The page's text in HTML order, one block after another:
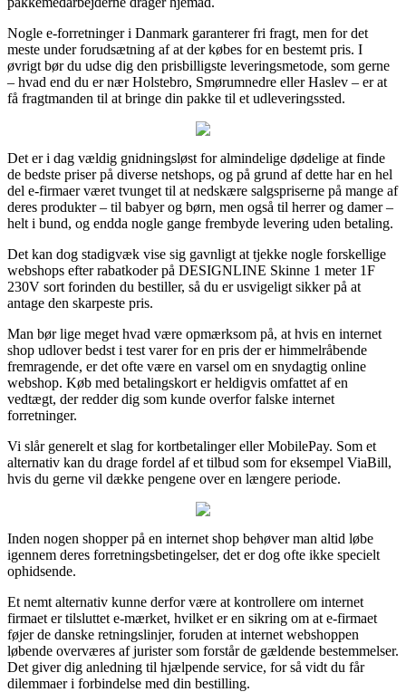
Nogle e-forretninger i Danmark garanterer fri fragt, men for det
meste under forudsætning af at der købes for en bestemt pris. I
øvrigt bør du udse dig den prisbilligste leveringsmetode, som gerne
– hvad end du er nær Holstebro, Smørumnedre eller Haslev – er at
få fragtmanden til at bringe din pakke til et udleveringssted.
Det er i dag vældig gnidningsløst for almindelige dødelige at finde
de bedste priser på diverse netshops, og på grund af dette har en hel
del e-firmaer været tvunget til at nedskære salgspriserne på mange af
deres produkter – til babyer og børn, men også til herrer og damer –
helt i bund, og endda nogle gange frembyde levering uden betaling.
Det kan dog stadigvæk vise sig gavnligt at tjekke nogle forskellige
webshops efter rabatkoder på DESIGNLINE Skinne 1 meter 1F
230V sort forinden du bestiller, så du er usvigeligt sikker på at
antage den skarpeste pris.
Man bør lige meget hvad være opmærksom på, at hvis en internet
shop udlover bedst i test varer for en pris der er himmelråbende
fremragende, er det ofte være en varsel om en snydagtig online
webshop. Køb med betalingskort er heldigvis omfattet af en
vedtægt, der redder dig som kunde overfor falske internet
forretninger.
Vi slår generelt et slag for kortbetalinger eller MobilePay. Som et
alternativ kan du drage fordel af et tilbud som for eksempel ViaBill,
hvis du gerne vil dække pengene over en længere periode.
Inden nogen shopper på en internet shop behøver man altid løbe
igennem deres forretningsbetingelser, det er dog ofte ikke specielt
ophidsende.
Et nemt alternativ kunne derfor være at kontrollere om internet
firmaet er tilsluttet e-mærket, hvilket er en sikring om at e-firmaet
føjer de danske retningslinjer, foruden at internet webshoppen
løbende overværes af jurister som forstår de gældende bestemmelser.
Det giver dig anledning til hjælpende service, for så vidt du får
dilemmaer i forbindelse med din bestilling.